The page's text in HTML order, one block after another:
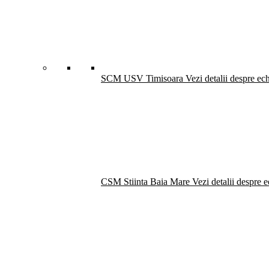
SCM USV Timisoara Vezi detalii despre
CSM Stiinta Baia Mare Vezi detalii despre